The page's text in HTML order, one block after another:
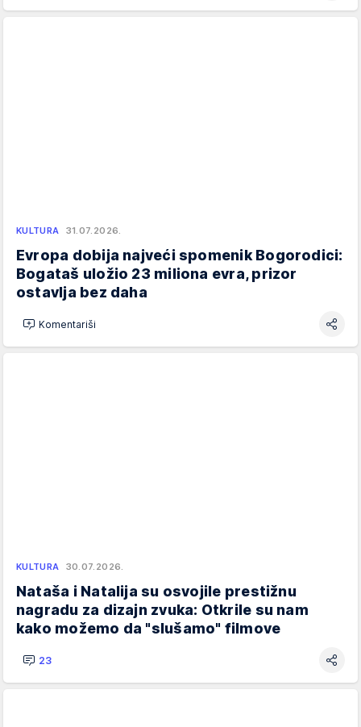
KULTURA 31.07.2026.
Evropa dobija najveći spomenik Bogorodici:
Bogataš uložio 23 miliona evra, prizor
ostavlja bez daha
Komentariši
KULTURA 30.07.2026.
Nataša i Natalija su osvojile prestižnu
nagradu za dizajn zvuka: Otkrile su nam
kako možemo da "slušamo" filmove
23